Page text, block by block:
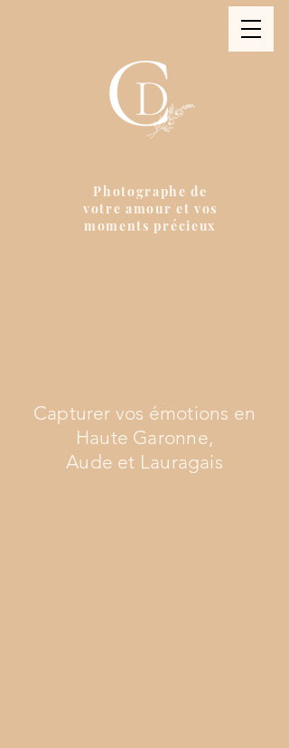
Photographe de
votre amour et vos
moments précieux
Capturer vos émotions en
Haute Garonne,
Aude et Lauragais